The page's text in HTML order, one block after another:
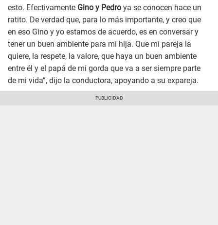
esto. Efectivamente Gino y Pedro ya se conocen hace un
ratito. De verdad que, para lo más importante, y creo que
en eso Gino y yo estamos de acuerdo, es en conversar y
tener un buen ambiente para mi hija. Que mi pareja la
quiere, la respete, la valore, que haya un buen ambiente
entre él y el papá de mi gorda que va a ser siempre parte
de mi vida”, dijo la conductora, apoyando a su expareja.